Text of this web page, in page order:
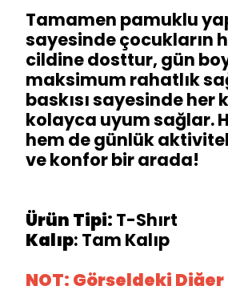
Tamamen pamuklu
sayesinde çocukların
cildine dosttur, gün
maksimum rahatlık
baskısı sayesinde her
kolayca uyum sağlar.
hem de günlük
ve konfor bir arada!
Ürün Tipi: T-Shırt
Kalıp: Tam Kalıp
NOT: Görseldeki